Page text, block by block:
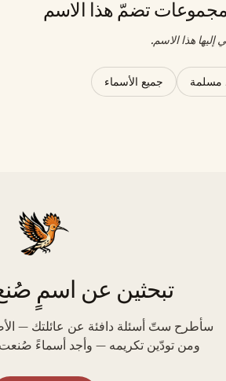
تضمّ هذا الاسم
هذا الاسم.
مسلمة جميع الأسماء
تبحثين عن اسمٍ
سأطرح ستّ أسئلة دافئة عن عائلتك —
ومن تودّين تكريمه — وأجد أسماءً صُنعت